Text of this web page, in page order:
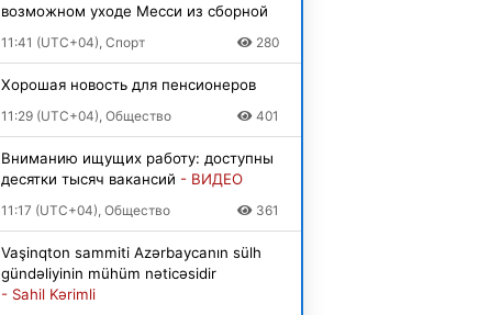
возможном уходе Месси из сборной
11:41 (UTC+04), Спорт 280
Хорошая новость для пенсионеров
11:29 (UTC+04), Общество 401
Вниманию ищущих работу: доступны
десятки тысяч вакансий - ВИДЕО
11:17 (UTC+04), Общество 361
Vaşinqton sammiti Azərbaycanın sülh
gündəliyinin mühüm nəticəsidir
- Sahil Kərimli